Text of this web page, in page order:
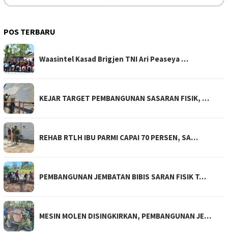
POS TERBARU
Waasintel Kasad Brigjen TNI Ari Peaseya …
KEJAR TARGET PEMBANGUNAN SASARAN FISIK, …
REHAB RTLH IBU PARMI CAPAI 70 PERSEN, SA…
PEMBANGUNAN JEMBATAN BIBIS SARAN FISIK T…
MESIN MOLEN DISINGKIRKAN, PEMBANGUNAN JE…